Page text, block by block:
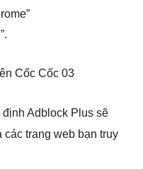
Adblock Plus sẽ
các trang web bạn truy